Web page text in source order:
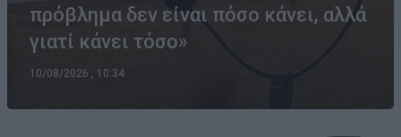
πρόβλημα δεν είναι πόσο κάνει, αλλά
γιατί κάνει τόσο»
10/08/2026 , 10:34